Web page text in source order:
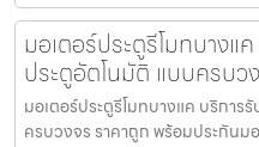
มอเตอร์ประตูรีโมทบางแ
ประตูอัตโนมัติ แบบครบว
มอเตอร์ประตูรีโมทบางแค บริกา
ครบวงจร ราคาถูก พร้อมประกันมอ